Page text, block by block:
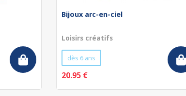
Bijoux arc-en-ciel
Loisirs créatifs
dès 6 ans
20.95 €